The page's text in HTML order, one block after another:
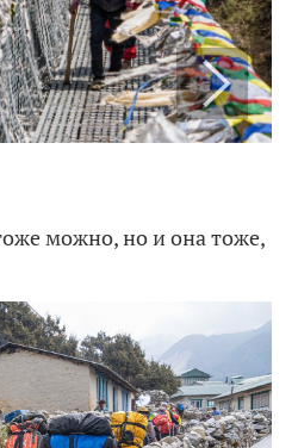
можно, но и она тоже,